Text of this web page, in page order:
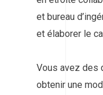
et bureau
et élaborer le
Vous avez des
obtenir une